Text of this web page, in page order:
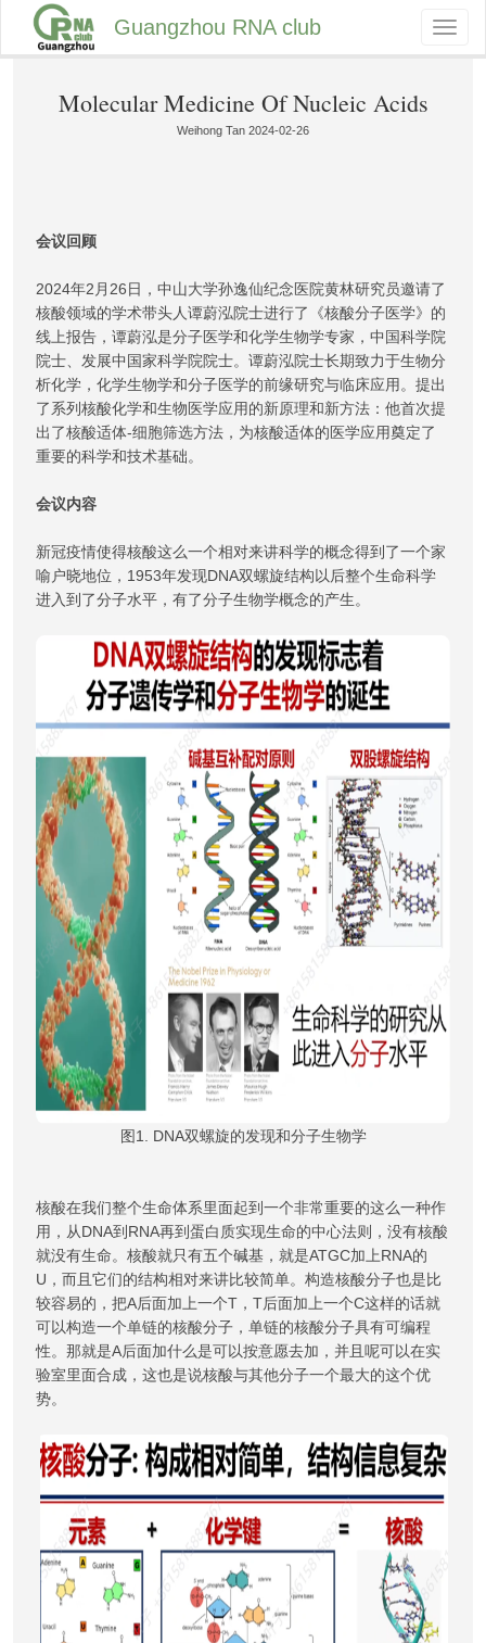
Guangzhou RNA club
Molecular Medicine Of Nucleic Acids
Weihong Tan 2024-02-26
会议回顾
2024年2月26日，中山大学孙逸仙纪念医院黄林研究员邀请了
核酸领域的学术带头人谭蔚泓院士进行了《核酸分子医学》的
线上报告，谭蔚泓是分子医学和化学生物学专家，中国科学院
院士、发展中国家科学院院士。谭蔚泓院士长期致力于生物分
析化学，化学生物学和分子医学的前缘研究与临床应用。提出
了系列核酸化学和生物医学应用的新原理和新方法：他首次提
出了核酸适体-细胞筛选方法，为核酸适体的医学应用奠定了
重要的科学和技术基础。
会议内容
新冠疫情使得核酸这么一个相对来讲科学的概念得到了一个家
喻户晓地位，1953年发现DNA双螺旋结构以后整个生命科学
进入到了分子水平，有了分子生物学概念的产生。
图1. DNA双螺旋的发现和分子生物学
核酸在我们整个生命体系里面起到一个非常重要的这么一种作
用，从DNA到RNA再到蛋白质实现生命的中心法则，没有核酸
就没有生命。核酸就只有五个碱基，就是ATGC加上RNA的
U，而且它们的结构相对来讲比较简单。构造核酸分子也是比
较容易的，把A后面加上一个T，T后面加上一个C这样的话就
可以构造一个单链的核酸分子，单链的核酸分子具有可编程
性。那就是A后面加什么是可以按意愿去加，并且呢可以在实
验室里面合成，这也是说核酸与其他分子一个最大的这个优
势。